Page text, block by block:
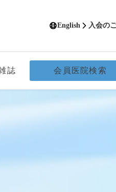
English 入会の
誌 会員医院検索